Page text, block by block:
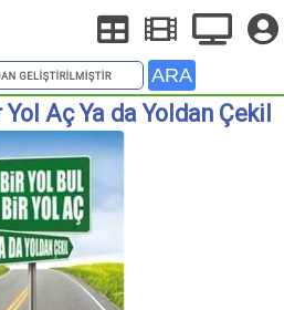
Aç Ya da Yoldan Çekil